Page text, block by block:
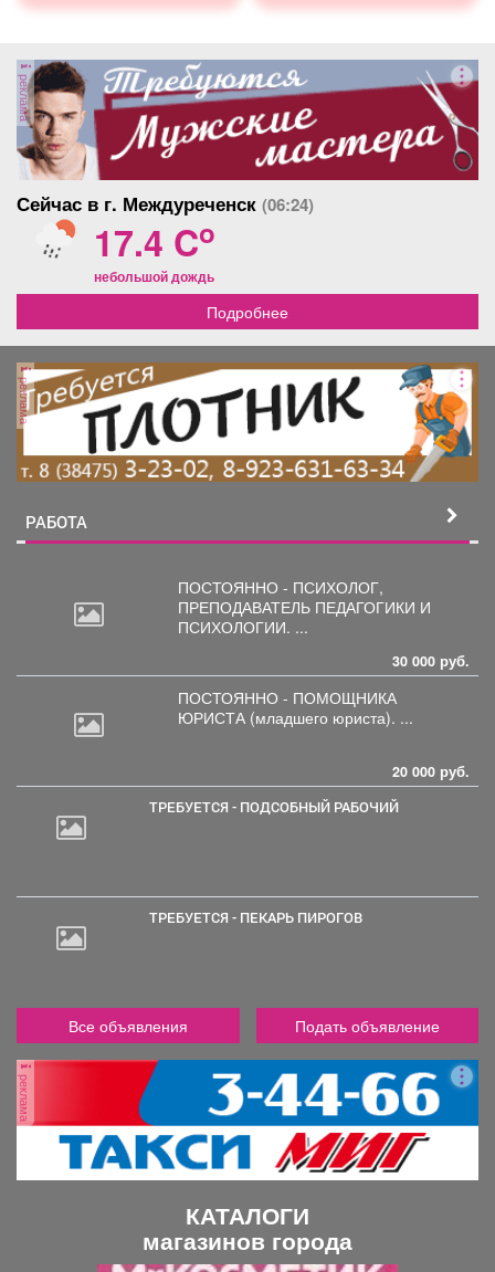
реклама
Сейчас в г. Междуреченск (06:24)
17.4 Co
небольшой дождь
Подробнее
реклама
РАБОТА
ПОСТОЯННО - ПСИХОЛОГ,
ПРЕПОДАВАТЕЛЬ ПЕДАГОГИКИ И
ПСИХОЛОГИИ. ...
30 000 руб.
ПОСТОЯННО - ПОМОЩНИКА
ЮРИСТА
(младшего юриста). ...
20 000 руб.
ТРЕБУЕТСЯ - ПОДСОБНЫЙ РАБОЧИЙ
ТРЕБУЕТСЯ - ПЕКАРЬ ПИРОГОВ
Все объявления Подать объявление
реклама
КАТАЛОГИ
магазинов города